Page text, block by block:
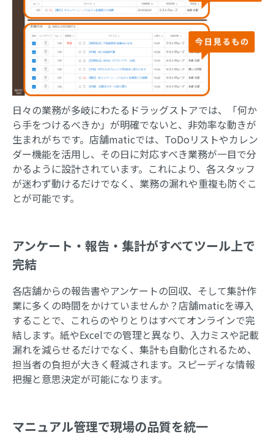
日々の業務が多岐にわたるドラッグストアでは、「何か
ら手をつけるべきか」が明確でないと、非効率な動きが
生まれがちです。店舗maticでは、ToDoリストやカレン
ダー機能を活用し、その日に対応すべき業務が一目で分
かるように設計されています。これにより、各スタッフ
が迷わず動けるだけでなく、業務の漏れや重複も防ぐこ
とが可能です。
アンケート・報告・集計がすべてツール上で
完結
各店舗からの報告書やアンケートの回収、そして集計作
業に多くの時間をかけていませんか？店舗maticを導入
することで、これらのやりとりはすべてオンラインで完
結します。紙やExcelでの管理と異なり、入力ミスや記載
漏れを減らせるだけでなく、集計も自動化されるため、
担当者の負担が大きく軽減されます。スピーディな情報
把握と意思決定が可能になります。
マニュアル管理で現場の品質を統一